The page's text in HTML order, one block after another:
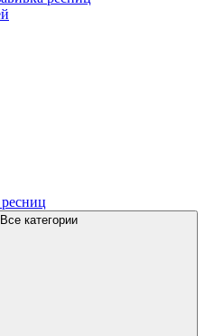
Все категории